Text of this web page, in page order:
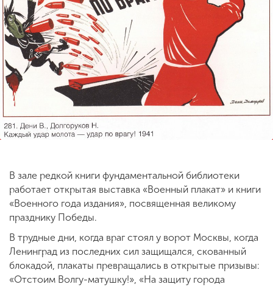
ENG SPN CHI
Приемная
+7 (831) 262-26-20
В зале редкой книги фундаментальной библиотеки
работает открытая выставка «Военный плакат» и книги
«Военного года издания», посвященная великому
празднику Победы.
В трудные дни, когда враг стоял у ворот Москвы, когда
Ленинград из последних сил защищался, скованный
блокадой, плакаты превращались в открытые призывы:
«Отстоим Волгу-матушку!», «На защиту города